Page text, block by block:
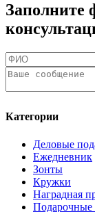
Заполните
Категории
Деловые
Ежедневник
Зонты
Кружки
Наградная
Подарочные